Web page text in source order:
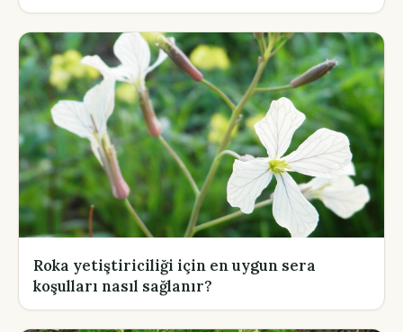
Roka yetiştiriciliği için en uygun sera
koşulları nasıl sağlanır?